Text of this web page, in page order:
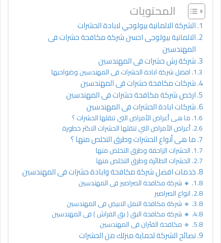
المحتويات
الشركة الالمانية بيولوجي لابادة الحشرات
الالمانية بيولوجى احسن شركة مكافحة حشرات فى
المهندسين
شركة رش حشرات فى المهندسين
افضل شركة ابادة الحشرات فى المهندسين وضواحيها
شركات مكافحة حشرات فى المهندسين
ارخص شركة مكافحة حشرات فى المهندسين
شركات ابادة الحشرات فى المهندسين
ما هى أعراض الأمراض التي تنقلها الحشرات ؟
أعراض الأمراض التي تنقلها الحشرات الاكثر خطورة
ما هى أنواع الحشرات وطرق التخلص منها ؟
الحشرات الزاحفة وطرق التخلص منها
الحشرات الطائرة وطرق التخلص منها
خدمات افضل شركة مكافحة وابادة حشرات فى المهندسين
🔸 شركة مكافحة الصراصير فى المهندسين
انواع الصراصير
🔹 شركة مكافحة النمل الابيض فى المهندسين
🔸 شركة مكافحة البق ( بق الفراش ) فى المهندسين
🔹 مكافحة الفئران فى المهندسين
نصائح الشركة لحماية منزلك من الحشرات